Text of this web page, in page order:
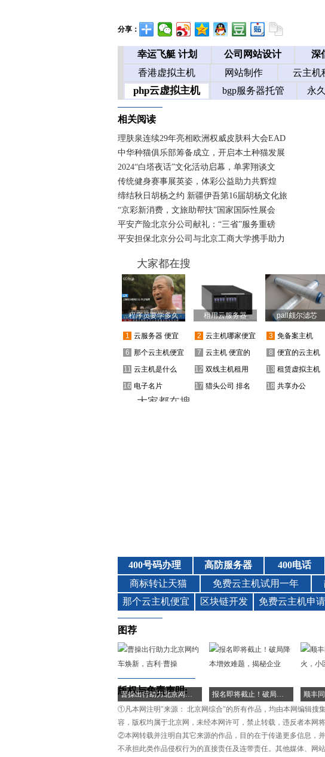
分享：
相关阅读
理肤泉连续29年亮相欧洲权威皮肤科大会EAD
中华种猫俱乐部筹备成立，开启本土种猫发展
2024“白塔夜话”文化活动启幕，单霁翔谈文
传统健身赛事展英姿，体彩公益助力共辉煌
缔结秋日胡杨之约 新疆伊吾第16届胡杨文化旅
“京彩新消费，文旅助帮扶”国家国际性展会
平安产险北京分公司献礼：“三省”服务重磅
平安担保北京分公司与北京工商大学携手助力
图荐
曹操出行助力北京网约车焕新，吉利·曹操
版权与免责声明:
①凡本网注明"来源： 北京网综合"的所有作品，均由本网编辑搜
容，版权均属于北京网，未经本网许可，禁止转载，违反者本网
②本网转载并注明自其它来源的作品，目的在于传递更多信息，
不承担此类作品侵权行为的直接责任及连带责任。其他媒体、网